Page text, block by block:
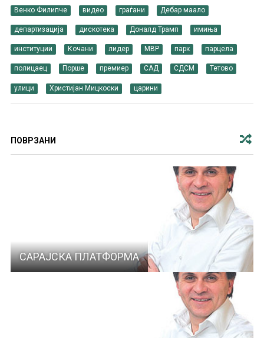
Венко Филипче видео граѓани Дебар маало
департизација дискотека Доналд Трамп имиња
институции Кочани лидер МВР парк парцела
полицаец Порше премиер САД СДСМ Тетово
улици Христијан Мицкоски царини
ПОВРЗАНИ
САРАЈСКА ПЛАТФОРМА